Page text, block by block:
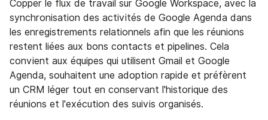
Copper le flux de travail sur Google Workspace, avec la
synchronisation des activités de Google Agenda dans
les enregistrements relationnels afin que les réunions
restent liées aux bons contacts et pipelines. Cela
convient aux équipes qui utilisent Gmail et Google
Agenda, souhaitent une adoption rapide et préfèrent
un CRM léger tout en conservant l'historique des
réunions et l'exécution des suivis organisés.